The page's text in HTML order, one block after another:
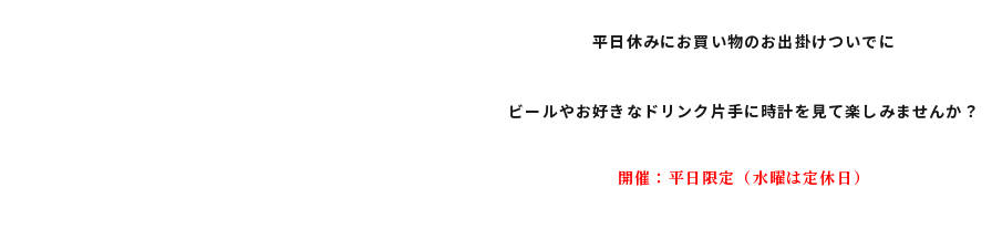
平日休みにお買い物のお出掛けついでに
ビールやお好きなドリンク片手に時計を見て楽しみませんか？
開催：平日限定（水曜は定休日）